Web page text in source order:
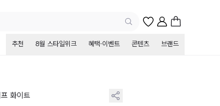
추천 8월 스타일위크 혜택·이벤트 콘텐츠 브랜드
화이트